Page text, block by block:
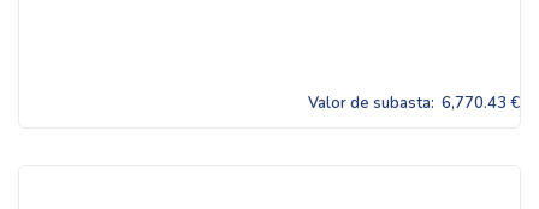
Valor de subasta: 6,770.43 €